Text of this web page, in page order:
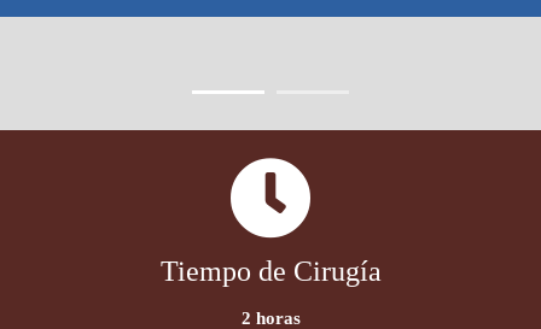
Tiempo de Cirugía
2 horas